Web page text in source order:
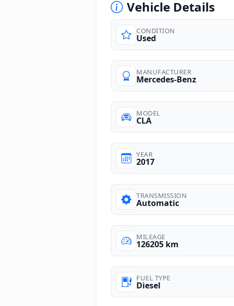
photos
Vehicle Details
CONDITION
Used
MANUFACTURER
Mercedes-Benz
MODEL
CLA
YEAR
2017
TRANSMISSION
Automatic
MILEAGE
126205 km
FUEL TYPE
Diesel